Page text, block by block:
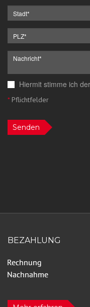
Hiermit stimme ich der
*Pflichtfelder
Senden
BEZAHLUNG